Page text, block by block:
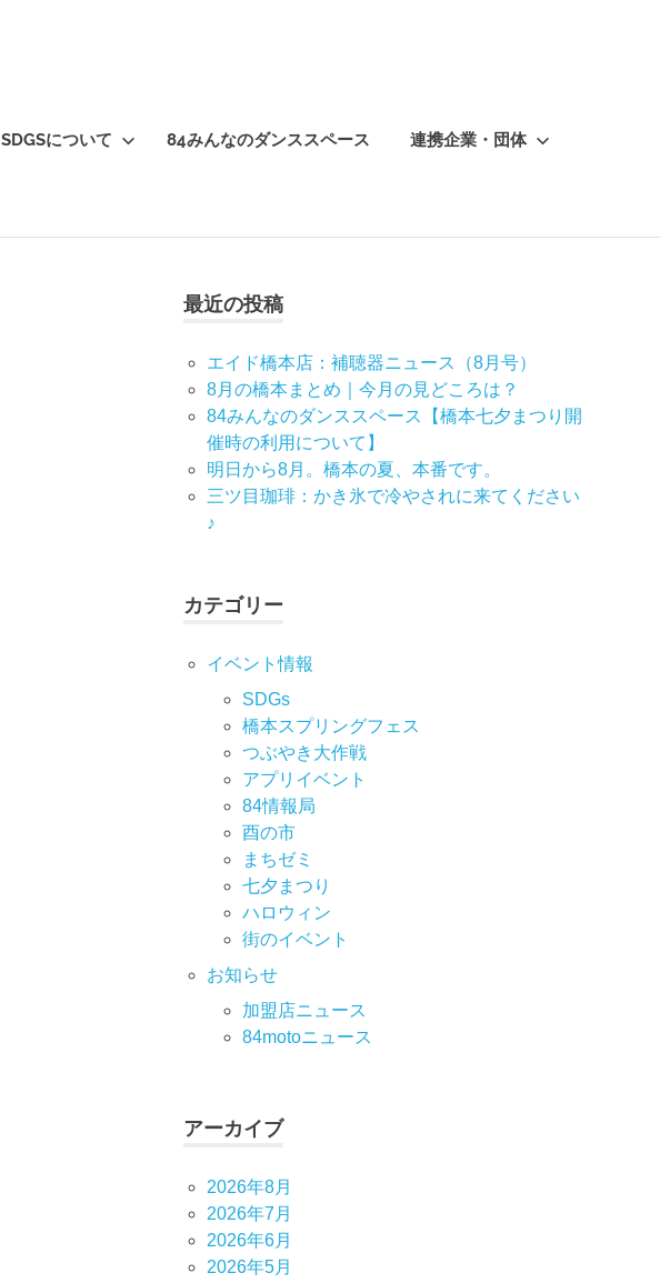
SDGSについて 84みんなのダンススペース 連携企業・団体
最近の投稿
エイド橋本店：補聴器ニュース（8月号）
8月の橋本まとめ｜今月の見どころは？
84みんなのダンススペース【橋本七夕まつり開
催時の利用について】
明日から8月。橋本の夏、本番です。
三ツ目珈琲：かき氷で冷やされに来てください
♪
カテゴリー
イベント情報
SDGs
橋本スプリングフェス
つぶやき大作戦
アプリイベント
84情報局
酉の市
まちゼミ
七⼣まつり
ハロウィン
街のイベント
お知らせ
加盟店ニュース
84motoニュース
アーカイブ
2026年8月
2026年7月
2026年6月
2026年5月